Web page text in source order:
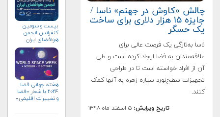
چالش «کاوش در جهنم» ناسا /
جایزه ۱۵ هزار دلاری برای ساخت
یک حسگر
ناسا به‌تازگی یک فرصت عالی برای
علاقه‌مندان به فضا ایجاد کرده است و طی
آن از افراد خواسته است تا در طراحی
تجهیزات سطح‌نورد سیاره زهره به آنها کمک
کنند.
تاریخ ویرایش: ۵ اسفند ماه ۱۳۹۸
بیست و سومین
کنفرانس انجمن
هوافضای ايران
هفته جهانی فضا
۲۰۲۴ با شعار «فضا
و تغییرات اقلیمی»